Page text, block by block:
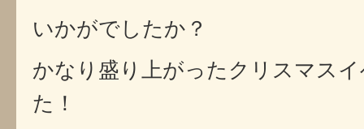
いかがでしたか？
かなり盛り上がったクリスマス
た！